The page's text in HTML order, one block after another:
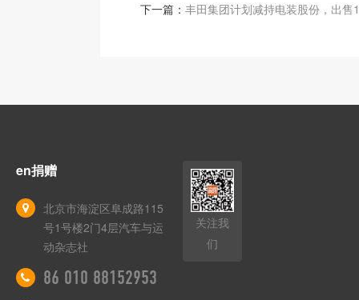
下一篇： 丰田集团计划减持电装股份，出售
en捐赠
北京市海淀区阜成路115
号1号楼2门4层汽车与运
动杂志社
86 010 88152953
关注我
们